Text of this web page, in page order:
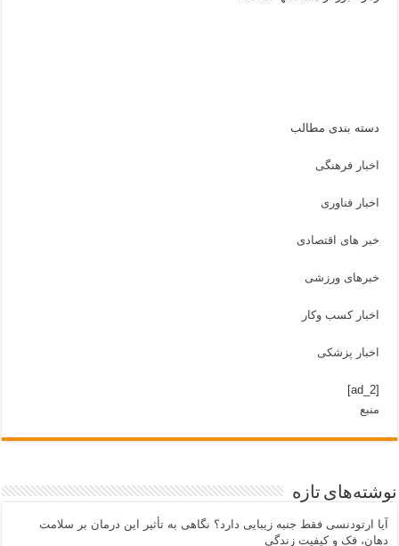
دسته بندی مطالب
اخبار فرهنگی
اخبار فناوری
خبر های اقتصادی
خبرهای ورزشی
اخبار کسب وکار
اخبار پزشکی
[ad_2]
منبع
نوشته‌های تازه
آیا ارتودنسی فقط جنبه زیبایی دارد؟ نگاهی به تأثیر این درمان بر سلامت
دهان، فک و کیفیت زندگی